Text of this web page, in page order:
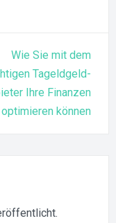
Wie Sie mit dem
Tageldgeld-
Ihre Finanzen
optimieren können